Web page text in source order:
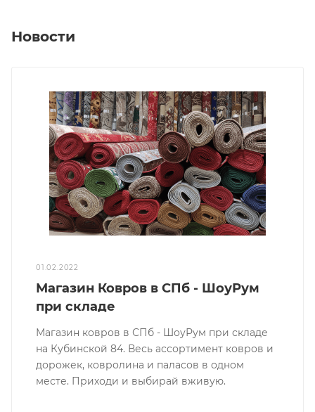
Новости
01.02.2022
Магазин Ковров в СПб - ШоуРум
при складе
Магазин ковров в СПб - ШоуРум при складе
на Кубинской 84. Весь ассортимент ковров и
дорожек, ковролина и паласов в одном
месте. Приходи и выбирай вживую.